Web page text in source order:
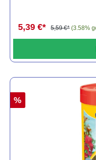
5,39 €* 5,59 €* (3.58%
%